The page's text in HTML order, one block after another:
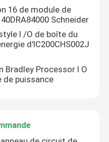
16 de module de
Schneider
I /O de boîte du
d'IC200CHS002J
Bradley Processor I O
de puissance